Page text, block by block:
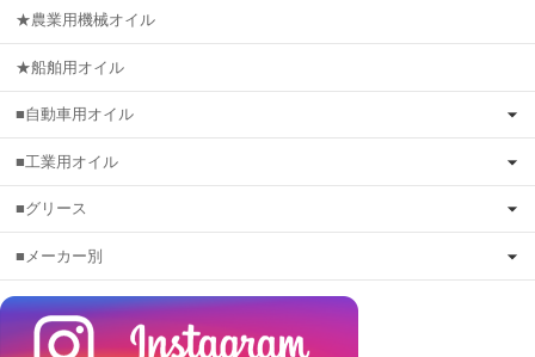
★農業用機械オイル
★船舶用オイル
■自動車用オイル
■工業用オイル
■グリース
■メーカー別